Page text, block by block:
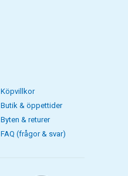
Köpvillkor
Butik & öppettider
Byten & returer
FAQ (frågor & svar)